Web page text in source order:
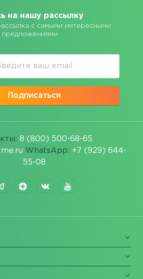
на нашу рассылку
с самыми интересными
предложениями
Подписаться
8 (800) 500-68-65
WhatsApp: +7 (929) 644-
55-08